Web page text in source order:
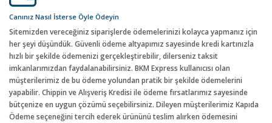
Canınız Nasıl İsterse Öyle Ödeyin
Sitemizden vereceğiniz siparişlerde ödemelerinizi kolayca yapmanız için
her şeyi düşündük. Güvenli ödeme altyapımız sayesinde kredi kartınızla
hızlı bir şekilde ödemenizi gerçekleştirebilir, dilerseniz taksit
imkanlarımızdan faydalanabilirsiniz. BKM Express kullanıcısı olan
müşterilerimiz de bu ödeme yolundan pratik bir şekilde ödemelerini
yapabilir. Chippin ve Alışveriş Kredisi ile ödeme fırsatlarımız sayesinde
bütçenize en uygun çözümü seçebilirsiniz. Dileyen müşterilerimiz Kapıda
Ödeme seçeneğini tercih ederek ürününü teslim alırken ödemesini